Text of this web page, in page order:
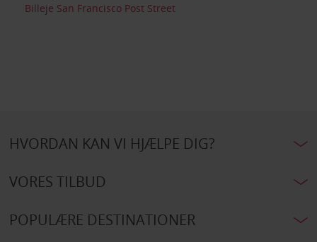
Billeje San Francisco Post Street
HVORDAN KAN VI HJÆLPE DIG?
VORES TILBUD
POPULÆRE DESTINATIONER